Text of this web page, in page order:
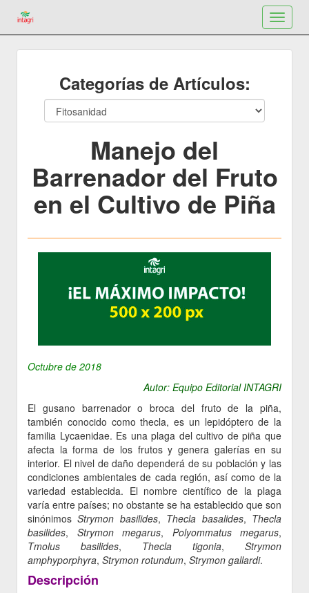
Toggle
Categorías de Artículos:
Manejo del
Barrenador del Fruto
en el Cultivo de Piña
Octubre de 2018
Autor: Equipo Editorial INTAGRI
El gusano barrenador o broca del fruto de la piña,
también conocido como thecla, es un lepidóptero de la
familia Lycaenidae. Es una plaga del cultivo de piña que
afecta la forma de los frutos y genera galerías en su
interior. El nivel de daño dependerá de su población y las
condiciones ambientales de cada región, así como de la
variedad establecida. El nombre científico de la plaga
varía entre países; no obstante se ha establecido que son
sinónimosStrymon basilides, Thecla basalides, Thecla
basilides, Strymon megarus, Polyommatus megarus,
Tmolus basilides, Thecla tigonia, Strymon
amphyporphyra, Strymon rotundum, Strymon gallardi.
Descripción